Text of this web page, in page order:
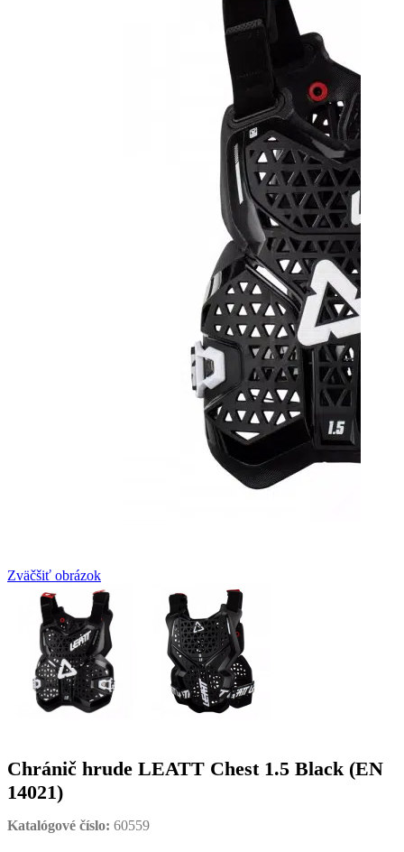
Zväčšiť obrázok
Chránič hrude LEATT Chest 1.5 Black (EN
14021)
Katalógové číslo: 60559